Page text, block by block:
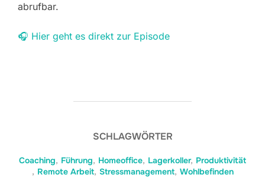
abrufbar.
🎧 Hier geht es direkt zur Episode
SCHLAGWÖRTER
Coaching, Führung, Homeoffice, Lagerkoller, Produktivität
, Remote Arbeit, Stressmanagement, Wohlbefinden